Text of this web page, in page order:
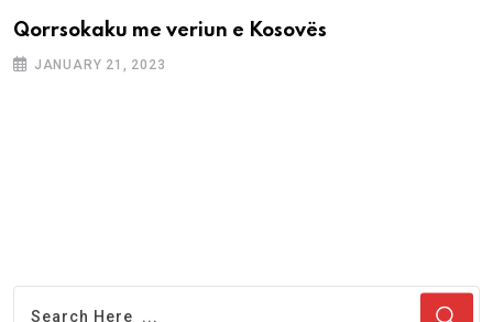
Qorrsokaku me veriun e Kosovës
JANUARY 21, 2023